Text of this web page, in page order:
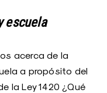
escuela
acerca de la
a propósito del
la Ley 1420 ¿Qué